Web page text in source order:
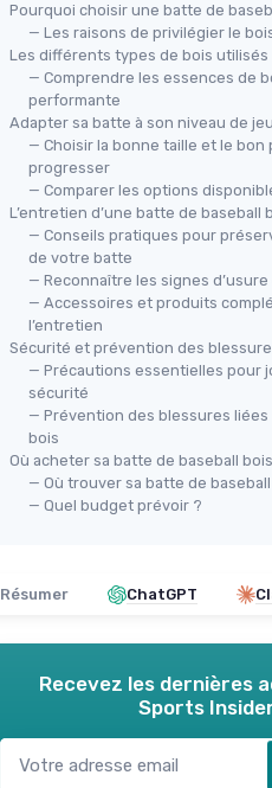
Pourquoi choisir une batte de
— Les raisons de privilégier le
Les différents types de bois utilisés
— Comprendre les essences de
performante
Adapter sa batte à son niveau de jeu
— Choisir la bonne taille et le bon
progresser
— Comparer les options
L’entretien d’une batte de baseball
— Conseils pratiques pour
de votre batte
— Reconnaître les signes
— Accessoires et produits
l’entretien
Sécurité et prévention des
— Précautions essentielles pour
sécurité
— Prévention des blessures liées
bois
Où acheter sa batte de baseball
— Où trouver sa batte de
— Quel budget prévoir ?
Résumer ChatGPT
Recevez les dernières
Sports